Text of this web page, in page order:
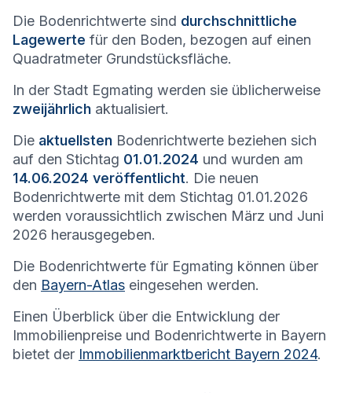
Die Bodenrichtwerte sind durchschnittliche
Lagewerte für den Boden, bezogen auf einen
Quadratmeter Grundstücksfläche.
In der Stadt Egmating werden sie üblicherweise
zweijährlich aktualisiert.
Die aktuellsten Bodenrichtwerte beziehen sich
auf den Stichtag 01.01.2024 und wurden am
14.06.2024 veröffentlicht. Die neuen
Bodenrichtwerte mit dem Stichtag 01.01.2026
werden voraussichtlich zwischen März und Juni
2026 herausgegeben.
Die Bodenrichtwerte für Egmating können über
den Bayern-Atlas eingesehen werden.
Einen Überblick über die Entwicklung der
Immobilienpreise und Bodenrichtwerte in Bayern
bietet der Immobilienmarktbericht Bayern 2024.